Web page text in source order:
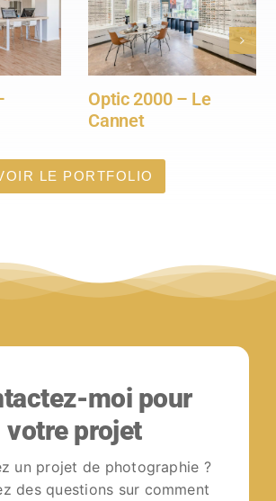
La Maison Optical –
Saint-Raphaël –
LE PORTFOLIO
moi pour
votre projet
un projet de photographie ?